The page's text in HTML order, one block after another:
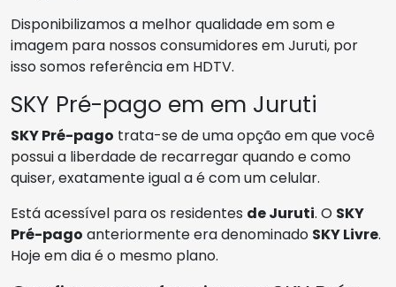
Disponibilizamos a melhor qualidade em som e
imagem para nossos consumidores em Juruti, por
isso somos referência em HDTV.
SKY Pré-pago em em Juruti
SKY Pré-pago trata-se de uma opção em que você
possui a liberdade de recarregar quando e como
quiser, exatamente igual a é com um celular.
Está acessível para os residentes de Juruti. O SKY
Pré-pago anteriormente era denominado SKY Livre.
Hoje em dia é o mesmo plano.